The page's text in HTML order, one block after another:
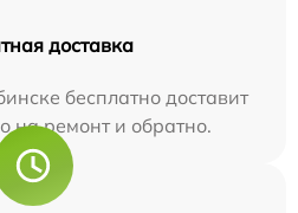
доставка
бесплатно доставит
на ремонт и обратно.